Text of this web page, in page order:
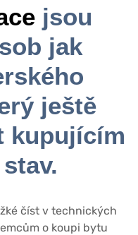
jsou
jak
ještě
kupujícím
číst v technických
o koupi bytu